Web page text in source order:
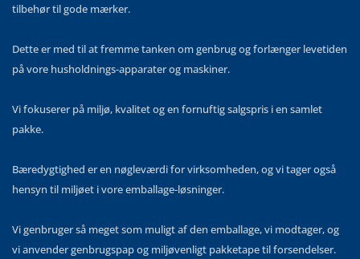
tilbehør til gode mærker.
Dette er med til at fremme tanken om genbrug og forlænger levetiden
på vore husholdnings-apparater og maskiner.
Vi fokuserer på miljø, kvalitet og en fornuftig salgspris i en samlet
pakke.
Bæredygtighed er en nøgleværdi for virksomheden, og vi tager også
hensyn til miljøet i vore emballage-løsninger.
Vi genbruger så meget som muligt af den emballage, vi modtager, og
vi anvender genbrugspap og miljøvenligt pakketape til forsendelser.